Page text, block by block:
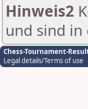
Hinweis2
und sind
Chess-Tournament-
Legal details/Terms of use